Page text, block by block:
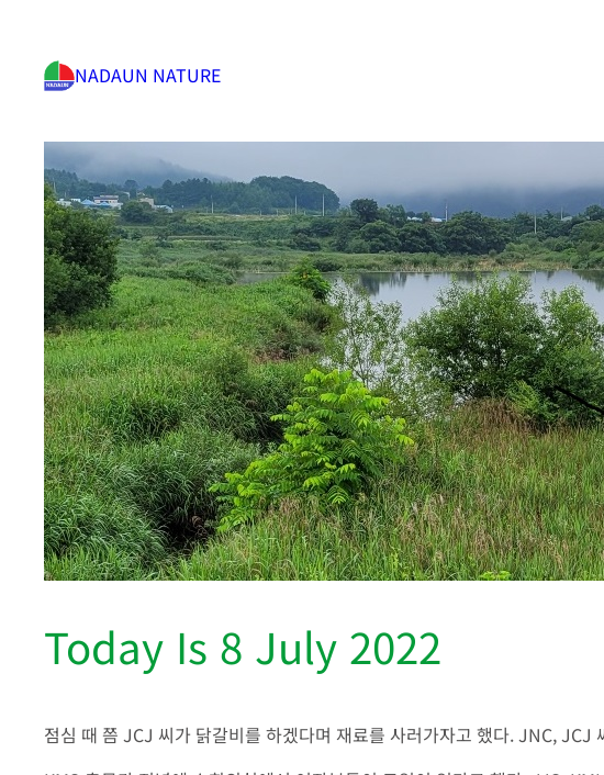
NADAUN NATURE
Today Is 8 July 2022
점심 때 쯤 JCJ 씨가 닭갈비를 하겠다며 재료를 사러가자고 했다. JNC,